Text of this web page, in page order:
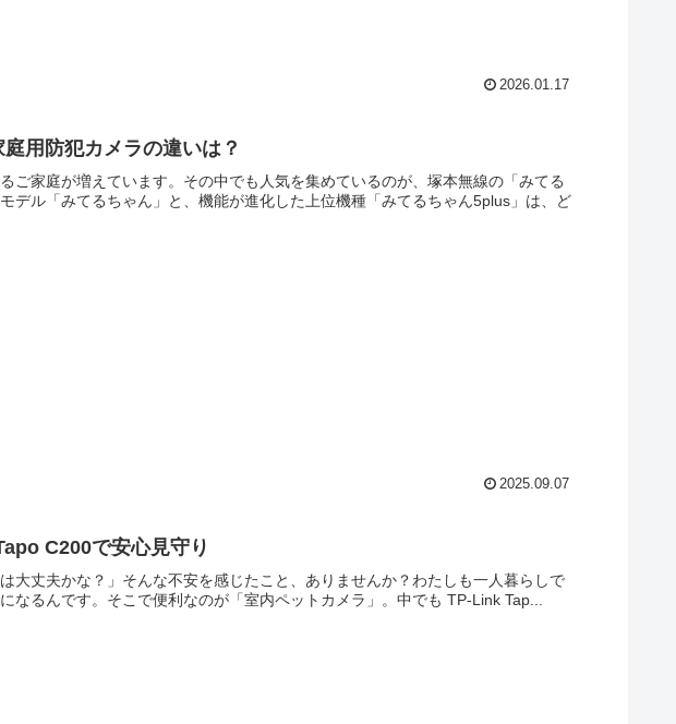
2026.01.17
用防犯カメラの違いは？
ご家庭が増えています。その中でも人気を集めているのが、塚本無線の「みてる
デル「みてるちゃん」と、機能が進化した上位機種「みてるちゃん5plus」は、ど
2025.09.07
C200で安心見守り
大丈夫かな？」そんな不安を感じたこと、ありませんか？わたしも一人暮らしで
なるんです。そこで便利なのが「室内ペットカメラ」。中でも TP-Link Tap...